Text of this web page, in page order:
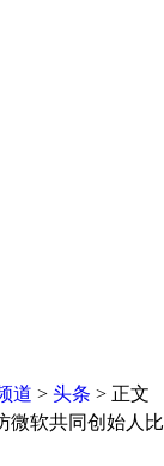
道 > 头条 > 正文
软共同创始人比